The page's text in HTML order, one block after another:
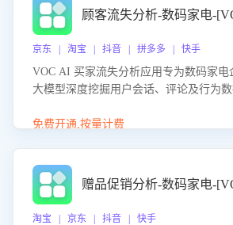
化率，避免陷入单纯价格竞争，实现精准
顾客流失分析-数码家电-
京东 | 淘宝 | 抖音 | 拼多多 | 快手
VOC AI 买家流失分析应用专为数码家
大模型深度挖掘用户会话、评论及行为
应延迟、竞品价格冲击等。系统自动输出
免费开通,按量计费
赠品促销分析-数码家电-
淘宝 | 京东 | 抖音 | 快手